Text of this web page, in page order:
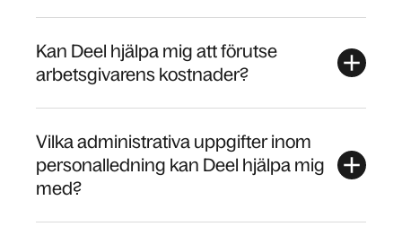
Kan Deel hjälpa mig att förutse
arbetsgivarens kostnader?
Vilka administrativa uppgifter inom
personalledning kan Deel hjälpa mig
med?